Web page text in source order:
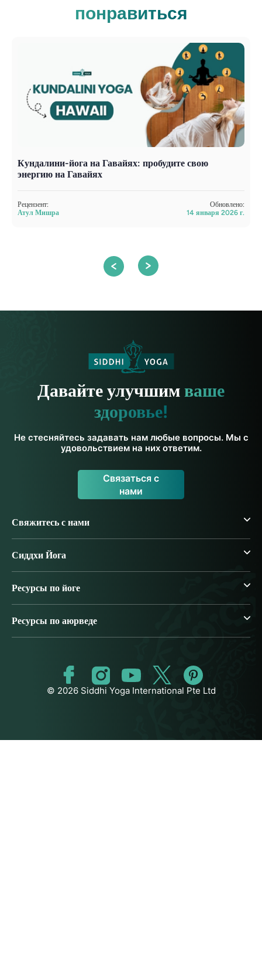
понравиться
Кундалини-йога на Гавайях: пробудите свою
энергию на Гавайях
Рецензент:
Атул Мишра
Обновлено:
14 января 2026 г.
Давайте улучшимваше
здоровье!
Не стесняйтесь задавать нам любые вопросы. Мы с
удовольствием на них ответим.
Связаться с
нами
Свяжитесь с нами
Сиддхи Йога
Ресурсы по йоге
Ресурсы по аюрведе
© 2026 Siddhi Yoga International Pte Ltd